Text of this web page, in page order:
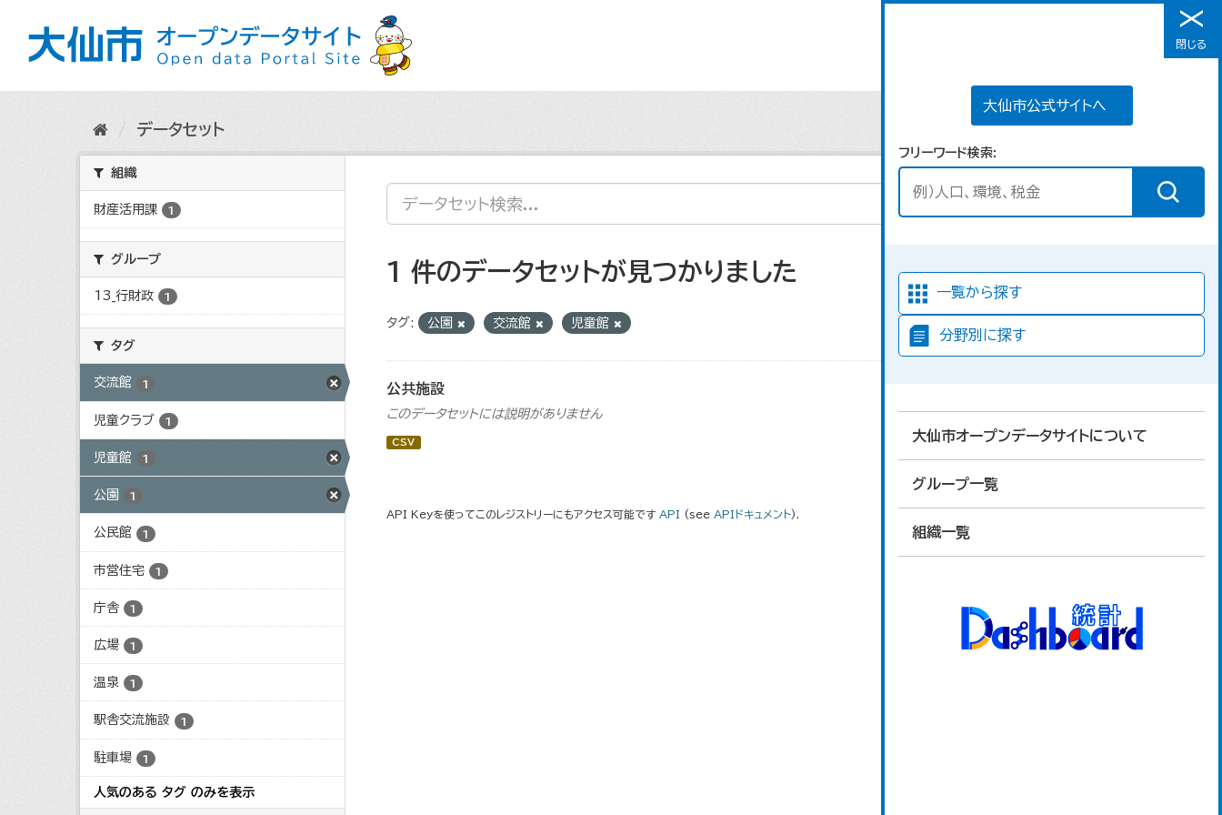
メニュー
大仙市公式サイトへ
フリーワード検索
一覧から探す
分野別に探す
大仙市オープンデータサイトについて
グループ一覧
組織一覧
閉じる
データセット
組織
財産活用課 1
グループ
13_行財政 1
タグ
交流館 1
児童クラブ 1
児童館 1
公園 1
公民館 1
市営住宅 1
庁舎 1
広場 1
温泉 1
駅舎交流施設 1
駐車場 1
人気のある タグ のみを表示
1 件のデータセットが見つかりました
タグ: 公園 交流館 児童館
公共施設
このデータセットには説明がありません
CSV
API Keyを使ってこのレジストリーにもアクセス可能です API (see APIドキュメント).